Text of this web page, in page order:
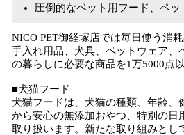
圧倒的なペット用フード、ペッ
NICO PET御経塚店では毎日使う消
手入れ用品、犬具、ペットウェア、
の暮らしに必要な商品を1万5000点
■犬猫フード
犬猫フードは、犬猫の種類、年齢、
から安心の無添加おやつ、特別の日
取り扱います。新たな取り組みとし